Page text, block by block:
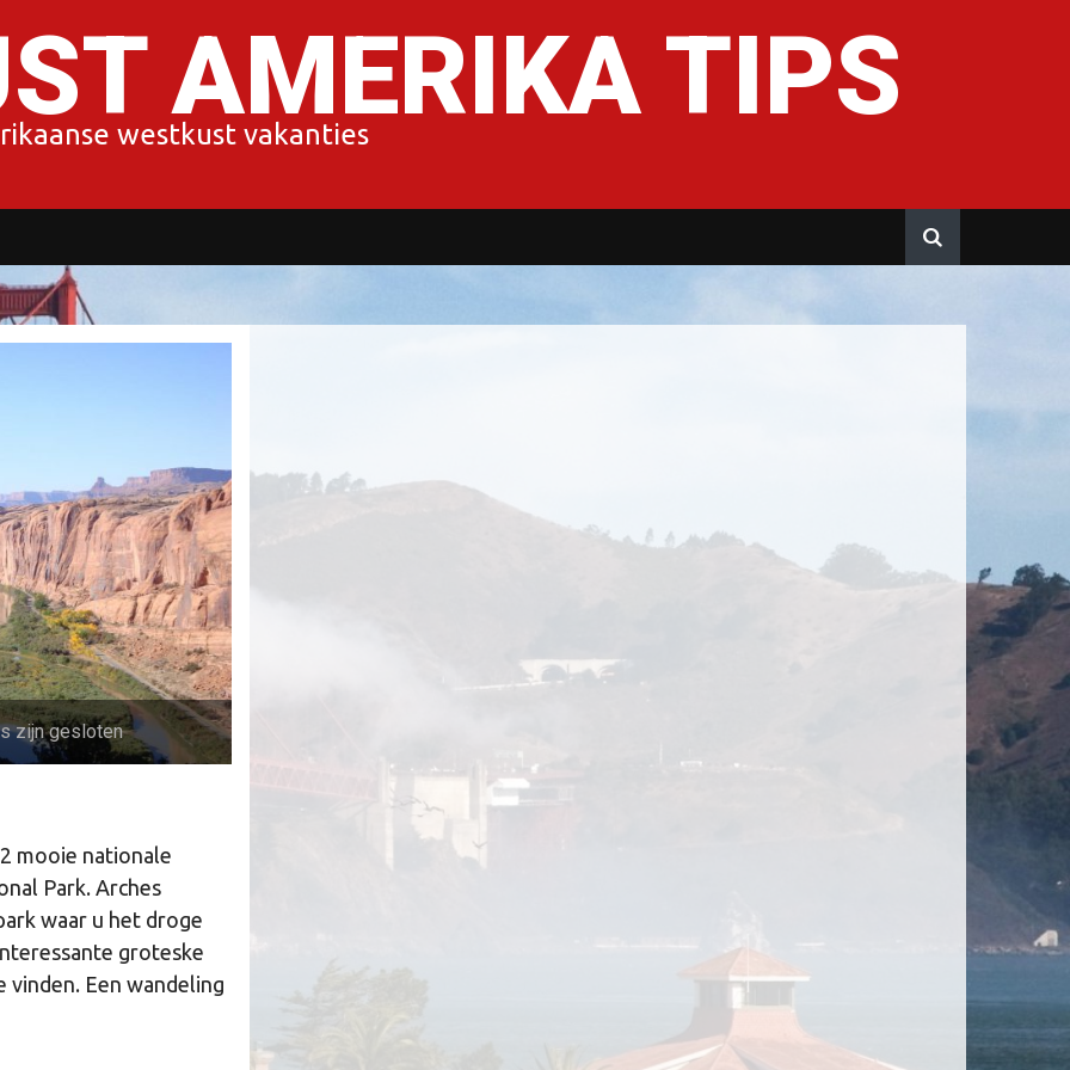
AMERIKA TIPS
westkust vakanties
zijn gesloten
mooie nationale
Park. Arches
waar u het droge
groteske
Een wandeling